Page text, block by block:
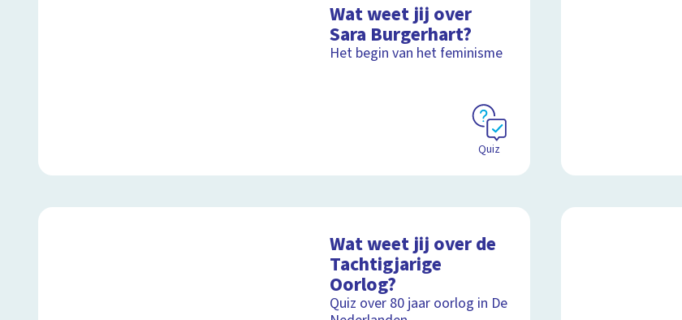
Wat weet jij over
Sara Burgerhart?
Het begin van het feminisme
Quiz
Wat weet jij over de
Tachtigjarige
Oorlog?
Quiz over 80 jaar oorlog in De